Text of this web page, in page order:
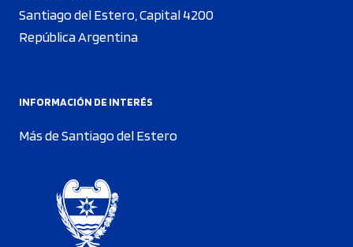
Santiago del Estero, Capital 4200
República Argentina
INFORMACIÓN DE INTERÉS
Más de Santiago del Estero